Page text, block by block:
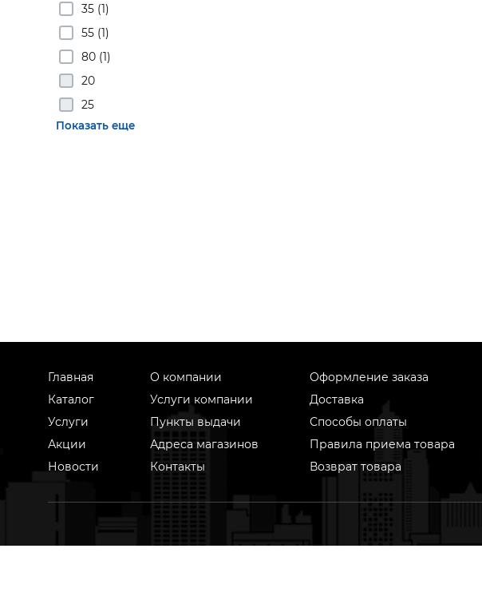
35 (1)
55 (1)
80 (1)
20
25
Показать еще
Главная
Каталог
Услуги
Акции
Новости
О компании
Услуги компании
Пункты выдачи
Адреса магазинов
Контакты
Оформление заказа
Доставка
Способы оплаты
Правила приема товара
Возврат товара